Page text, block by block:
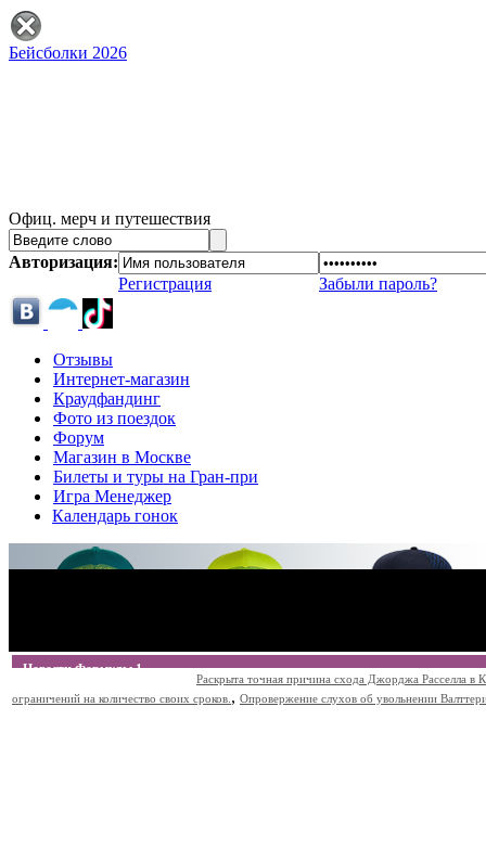
Бейсболки 2026
Офиц. мерч и путешествия
Авторизация:
Регистрация
Забыли пароль?
Отзывы
Интернет-магазин
Краудфандинг
Фото из поездок
Форум
Магазин в Москве
Билеты и туры на Гран-при
Игра Менеджер
Календарь гонок
Новости Формулы 1
Раскрыта точная причина схода Джорджа Расселла в
ограничений на количество своих сроков. , Опровержение слухов об увольнении